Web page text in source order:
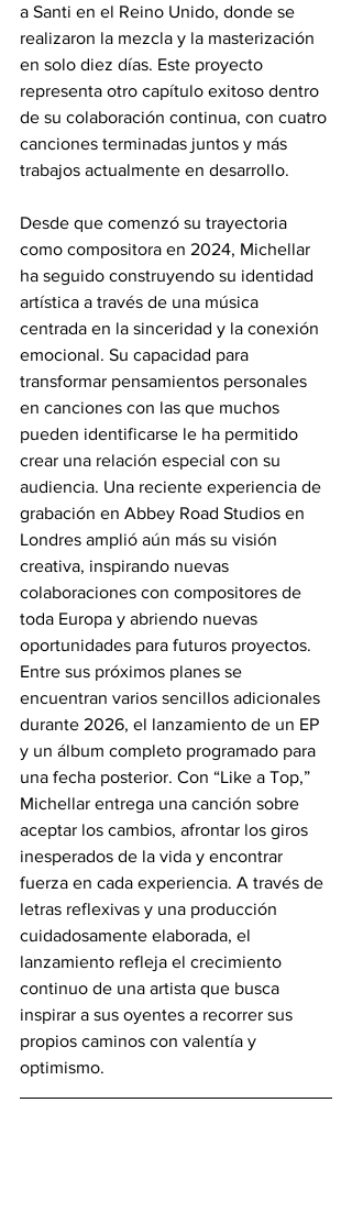
a Santi en el Reino Unido, donde se
realizaron la mezcla y la masterización
en solo diez días. Este proyecto
representa otro capítulo exitoso dentro
de su colaboración continua, con cuatro
canciones terminadas juntos y más
trabajos actualmente en desarrollo.
Desde que comenzó su trayectoria
como compositora en 2024, Michellar
ha seguido construyendo su identidad
artística a través de una música
centrada en la sinceridad y la conexión
emocional. Su capacidad para
transformar pensamientos personales
en canciones con las que muchos
pueden identificarse le ha permitido
crear una relación especial con su
audiencia. Una reciente experiencia de
grabación en Abbey Road Studios en
Londres amplió aún más su visión
creativa, inspirando nuevas
colaboraciones con compositores de
toda Europa y abriendo nuevas
oportunidades para futuros proyectos.
Entre sus próximos planes se
encuentran varios sencillos adicionales
durante 2026, el lanzamiento de un EP
y un álbum completo programado para
una fecha posterior. Con “Like a Top,”
Michellar entrega una canción sobre
aceptar los cambios, afrontar los giros
inesperados de la vida y encontrar
fuerza en cada experiencia. A través de
letras reflexivas y una producción
cuidadosamente elaborada, el
lanzamiento refleja el crecimiento
continuo de una artista que busca
inspirar a sus oyentes a recorrer sus
propios caminos con valentía y
optimismo.